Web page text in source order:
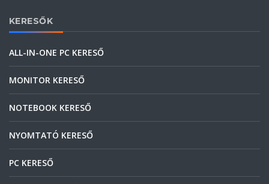
KERESŐK
ALL-IN-ONE PC KERESŐ
MONITOR KERESŐ
NOTEBOOK KERESŐ
NYOMTATÓ KERESŐ
PC KERESŐ